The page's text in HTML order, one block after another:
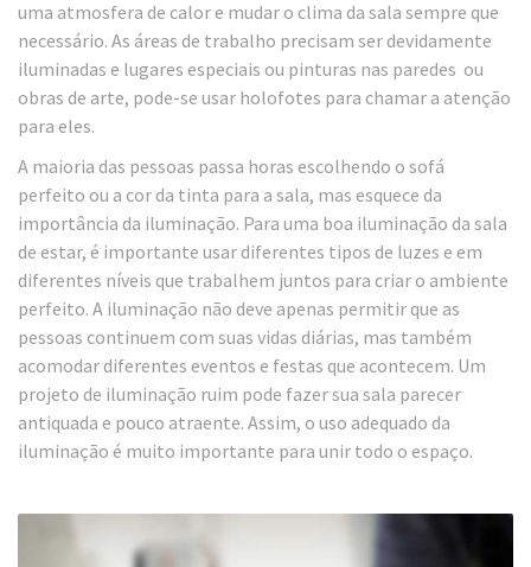
uma atmosfera de calor e mudar o clima da sala sempre que
necessário. As áreas de trabalho precisam ser devidamente
iluminadas e lugares especiais ou pinturas nas paredes ou
obras de arte, pode-se usar holofotes para chamar a atenção
para eles.
A maioria das pessoas passa horas escolhendo o sofá
perfeito ou a cor da tinta para a sala, mas esquece da
importância da iluminação. Para uma boa iluminação da sala
de estar, é importante usar diferentes tipos de luzes e em
diferentes níveis que trabalhem juntos para criar o ambiente
perfeito. A iluminação não deve apenas permitir que as
pessoas continuem com suas vidas diárias, mas também
acomodar diferentes eventos e festas que acontecem. Um
projeto de iluminação ruim pode fazer sua sala parecer
antiquada e pouco atraente. Assim, o uso adequado da
iluminação é muito importante para unir todo o espaço.